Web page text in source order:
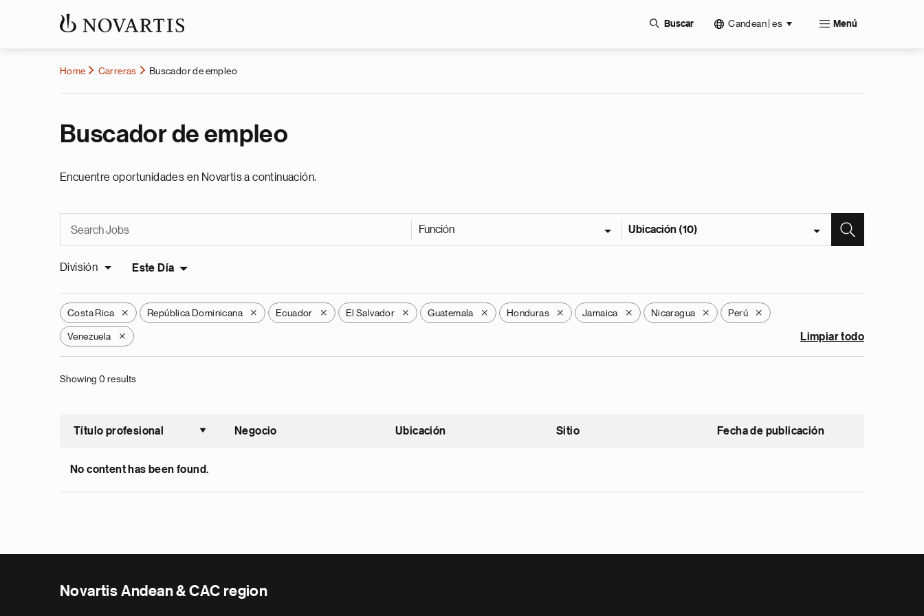
Buscar Candean | es Menú
Home Carreras Buscador de empleo
Buscador de empleo
Encuentre oportunidades en Novartis a continuación.
Función Ubicación (10)
División Este Día
Costa Rica X República Dominicana X Ecuador X El Salvador X Guatemala X Honduras X Jamaica X Nicaragua X Perú X
Venezuela X Limpiar todo
Showing 0 results
Título profesional
Ordenar ascendente
Negocio Ubicación Sitio Fecha de publicación
No content has been found.
Novartis Andean & CAC region